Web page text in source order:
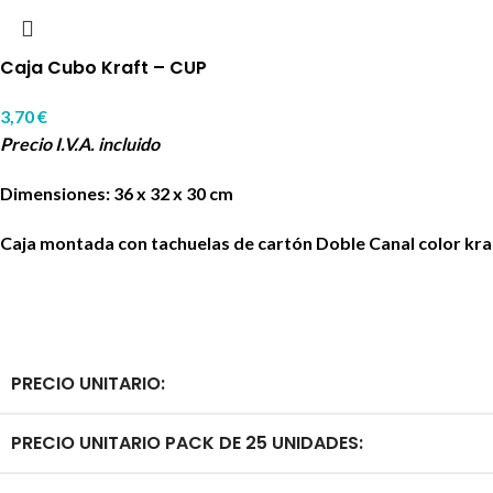
Caja Cubo Kraft – CUP
3,70€
Precio I.V.A. incluido
Dimensiones: 36 x 32 x 30 cm
Caja montada con tachuelas de cartón Doble Canal color
PRECIO UNITARIO:
PRECIO UNITARIO PACK DE 25 UNIDADES: